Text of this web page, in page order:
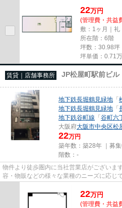
22万円
(管理費・共益
敷：1ヶ月｜礼
所在階：6階
坪数：30.98坪
坪単価： 0.71
賃貸｜店舗事務所 JP松屋町駅前ビル
地下鉄長堀鶴見緑地 「
地下鉄長堀鶴見緑地 「
地下鉄谷町線 「谷町六
大阪府大阪市中央区松
22万円
築年数：築28年 ｜募集
階数：-
物件より徒歩圏内に当社営業店がございま
容・物販などの様々な業種のニーズに応じ
尚、弊社ではおとり広告は一切...
22万円
(管理費・共益